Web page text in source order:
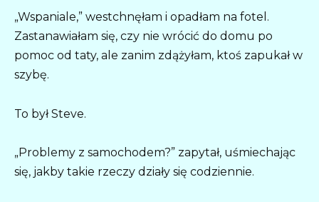
„Wspaniale,” westchnęłam i opadłam na fotel.
Zastanawiałam się, czy nie wrócić do domu po
pomoc od taty, ale zanim zdążyłam, ktoś zapukał w
szybę.
To był Steve.
„Problemy z samochodem?” zapytał, uśmiechając
się, jakby takie rzeczy działy się codziennie.